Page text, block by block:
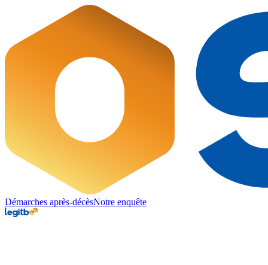
Démarches après-décèsNotre enquête